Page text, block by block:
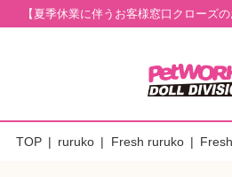
【夏季休業に伴うお客様窓口クローズ
TOP ruruko Fresh ruruko